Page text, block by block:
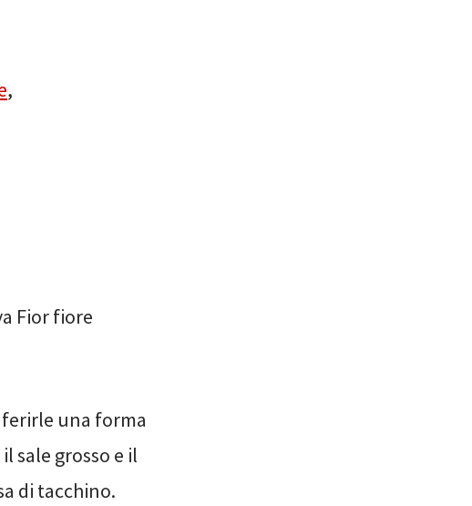
,
Fior fiore
una forma
sale grosso e il
di tacchino.